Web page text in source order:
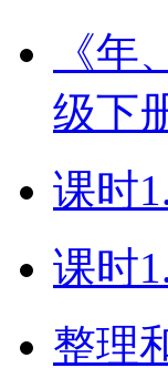
《
级下
课时
课时
整理